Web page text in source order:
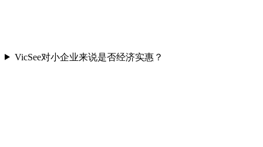
VicSee对小企业来说是否经济实惠？